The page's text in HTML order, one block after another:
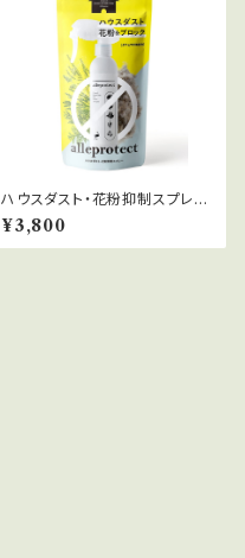
ハウスダスト・花粉抑制スプレー
【アレプロテクト】無香料 ☆大容
量でお得！約650回使用可。
¥3,800